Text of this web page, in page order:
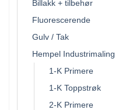
Billakk + tilbehør
Fluorescerende
Gulv / Tak
Hempel Industrimaling
1-K Primere
1-K Toppstrøk
2-K Primere